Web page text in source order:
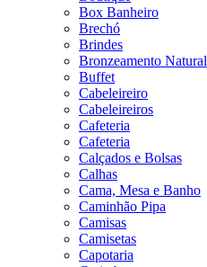
Box Banheiro
Brechó
Brindes
Bronzeamento Natural
Buffet
Cabeleireiro
Cabeleireiros
Cafeteria
Cafeteria
Calçados e Bolsas
Calhas
Cama, Mesa e Banho
Caminhão Pipa
Camisas
Camisetas
Capotaria